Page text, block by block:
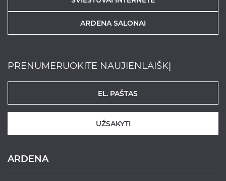
ARDENA SALONAI
PRENUMERUOKITE NAUJIENLAIŠKĮ
UŽSAKYTI
ARDENA